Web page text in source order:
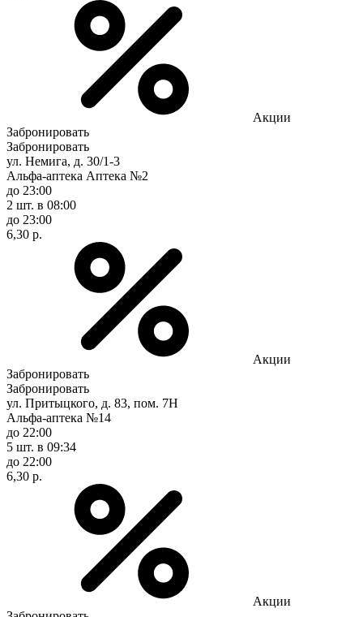
Акции
Забронировать
Забронировать
ул. Немига, д. 30/1-3
Альфа-аптека Аптека №2
до 23:00
2 шт. в 08:00
до 23:00
6,30 р.
Акции
Забронировать
Забронировать
ул. Притыцкого, д. 83, пом. 7Н
Альфа-аптека №14
до 22:00
5 шт. в 09:34
до 22:00
6,30 р.
Акции